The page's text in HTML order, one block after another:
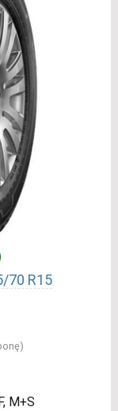
70 R15
M+S